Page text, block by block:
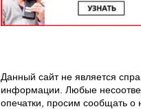
Данный сайт не является
информации. Любые
опечатки, просим сообщать о